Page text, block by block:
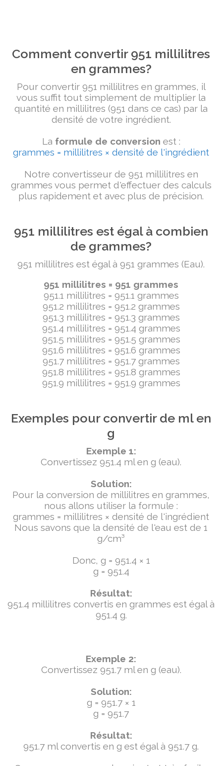
Comment convertir 951 millilitres
en grammes?
Pour convertir 951 millilitres en grammes, il
vous suffit tout simplement de multiplier la
quantité en millilitres (951 dans ce cas) par la
densité de votre ingrédient.
La formule de conversion est :
grammes = millilitres × densité de l'ingrédient
Notre convertisseur de 951 millilitres en
grammes vous permet d'effectuer des calculs
plus rapidement et avec plus de précision.
951 millilitres est égal à combien
de grammes?
951 millilitres est égal à 951 grammes (Eau).
951 millilitres = 951 grammes
951.1 millilitres = 951.1 grammes
951.2 millilitres = 951.2 grammes
951.3 millilitres = 951.3 grammes
951.4 millilitres = 951.4 grammes
951.5 millilitres = 951.5 grammes
951.6 millilitres = 951.6 grammes
951.7 millilitres = 951.7 grammes
951.8 millilitres = 951.8 grammes
951.9 millilitres = 951.9 grammes
Exemples pour convertir de ml en
g
Exemple 1:
Convertissez 951.4 ml en g (eau).
Solution:
Pour la conversion de millilitres en grammes,
nous allons utiliser la formule :
grammes = millilitres × densité de l'ingrédient
Nous savons que la densité de l'eau est de 1
g/cm³
Donc, g = 951.4 × 1
g = 951.4
Résultat:
951.4 millilitres convertis en grammes est égal à
951.4 g.
Exemple 2:
Convertissez 951.7 ml en g (eau).
Solution:
g = 951.7 × 1
g = 951.7
Résultat:
951.7 ml convertis en g est égal à 951.7 g.